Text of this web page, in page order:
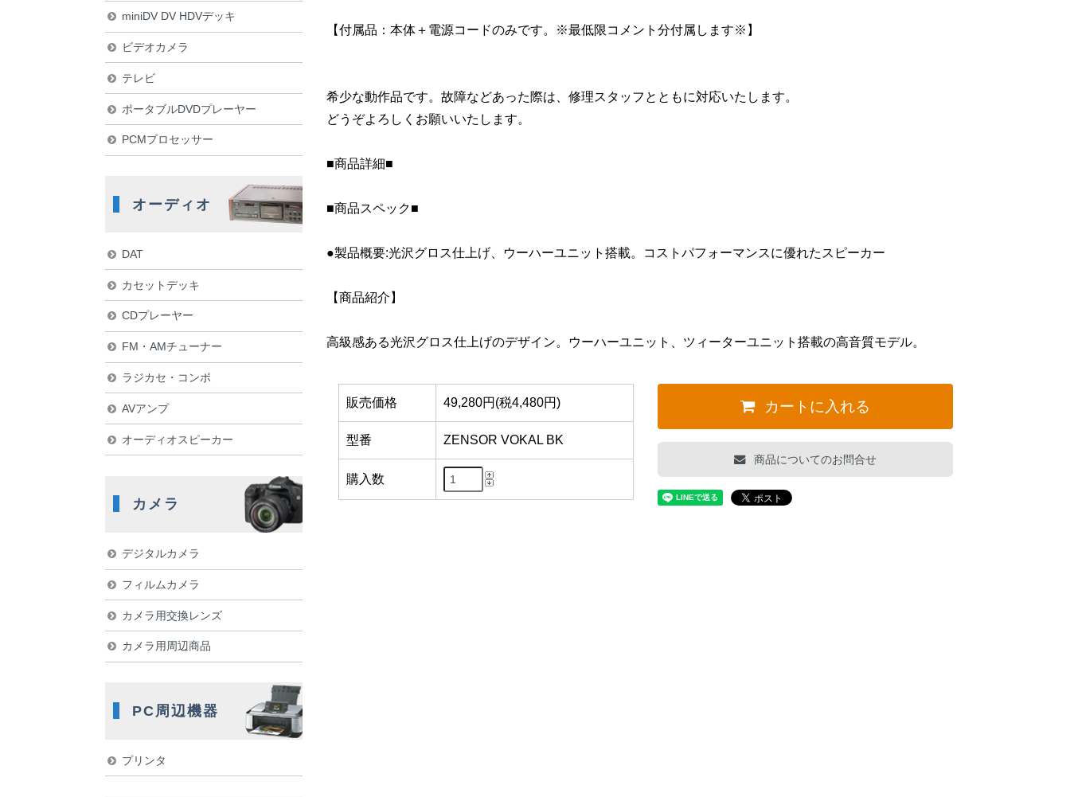
【付属品：本体＋電源コードのみです。※最低限コメント分付属します※】
希少な動作品です。故障などあった際は、修理スタッフとともに対応いたします。
どうぞよろしくお願いいたします。
■商品詳細■
■商品スペック■
●製品概要:光沢グロス仕上げ、ウーハーユニット搭載。コストパフォーマンスに優れたスピーカー
【商品紹介】
高級感ある光沢グロス仕上げのデザイン。ウーハーユニット、ツィーターユニット搭載の高音質モデル。
販売価格 49,280円(税4,480円)
型番 ZENSOR VOKAL BK
購入数
カートに入れる
商品についてのお問合せ
miniDV DV HDVデッキ
ビデオカメラ
テレビ
ポータブルDVDプレーヤー
PCMプロセッサー
オーディオ
DAT
カセットデッキ
CDプレーヤー
FM・AMチューナー
ラジカセ・コンポ
AVアンプ
オーディオスピーカー
カメラ
デジタルカメラ
フィルムカメラ
カメラ用交換レンズ
カメラ用周辺商品
PC周辺機器
プリンタ